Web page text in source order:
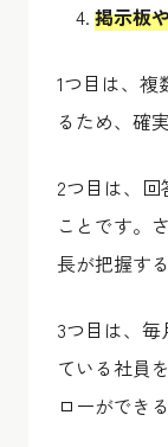
掲示板
1つ目は、複
るため、確
2つ目は、
ことです。
長が把握す
3つ目は、
ている社員
ローができ